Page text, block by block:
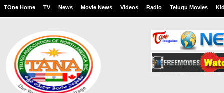
TOne Home TV News Movie News Videos Radio Telugu Movies